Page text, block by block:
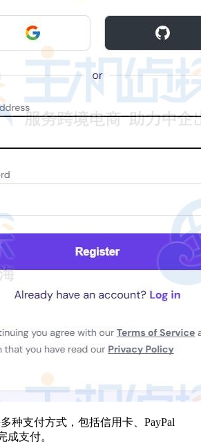
种支付方式，包括信用卡、PayPal
成支付。